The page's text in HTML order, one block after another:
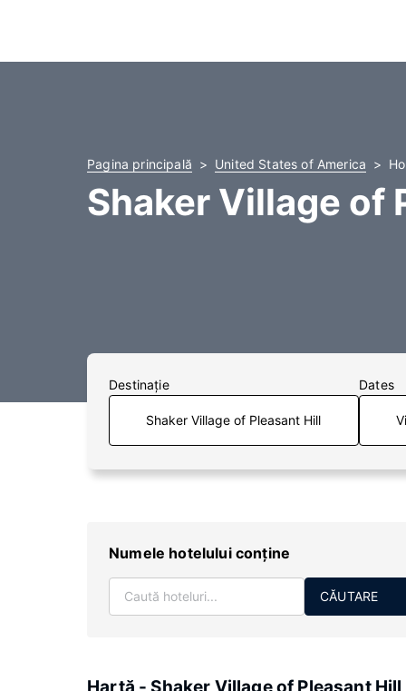
Pagina principală United States of America
Shaker Village of
Destinaţie Dates
Numele hotelului conţine
CĂUTARE